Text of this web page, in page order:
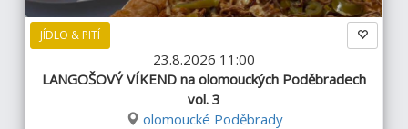
JÍDLO & PITÍ
23.8.2026 11:00
LANGOŠOVÝ VÍKEND na olomouckých Poděbradech
vol. 3
olomoucké Poděbrady